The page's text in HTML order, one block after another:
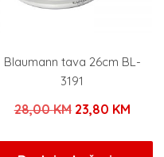
Blaumann tava 26cm BL-
3191
28,00KM Izvorna
23,80 KM